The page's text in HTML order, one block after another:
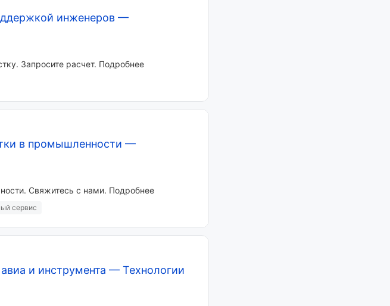
инженеров —
Запросите расчет. Подробнее
в промышленности —
Свяжитесь с нами. Подробнее
сервис
и инструмента — Технологии